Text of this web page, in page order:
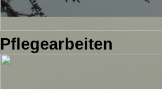
Pflegearbeiten